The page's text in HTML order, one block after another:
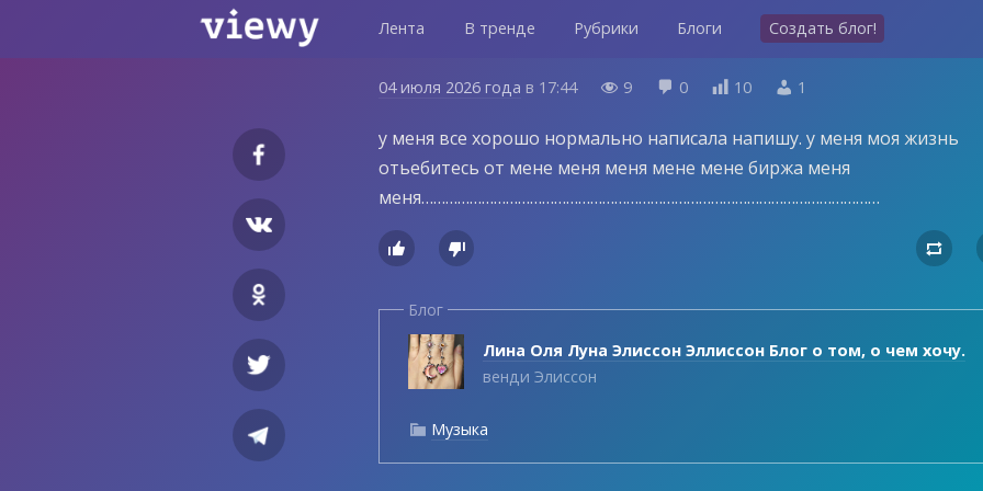
Лента В тренде Рубрики Блоги Создать блог!
04 июля 2026 года в 17:44  9  0  10  1
у меня все хорошо нормально написала напишу. у меня моя жизнь
отьебитесь от мене меня меня мене мене биржа меня
меня……………………………………………………………………………………………………
  
Блог
Лина Оля Луна Элиссон Эллиссон Блог о том, о чем хочу.
венди Элиссон
 Музыка